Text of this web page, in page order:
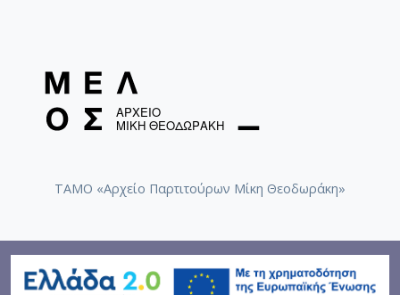
ΤΑΜΟ «Αρχείο Παρτιτούρων Μίκη Θεοδωράκη»